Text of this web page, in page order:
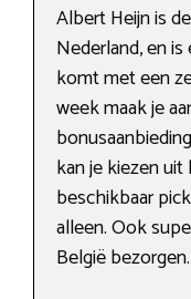
Albert Heijn is
Nederland, en
komt met een
week maak je
kan je kiezen
beschikbaar
alleen. Ook
België bezorgen.